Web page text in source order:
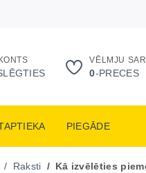
KONTS VĒLMJU
0-PRECES
PIEGĀDE
Raksti Kā izvēlēties